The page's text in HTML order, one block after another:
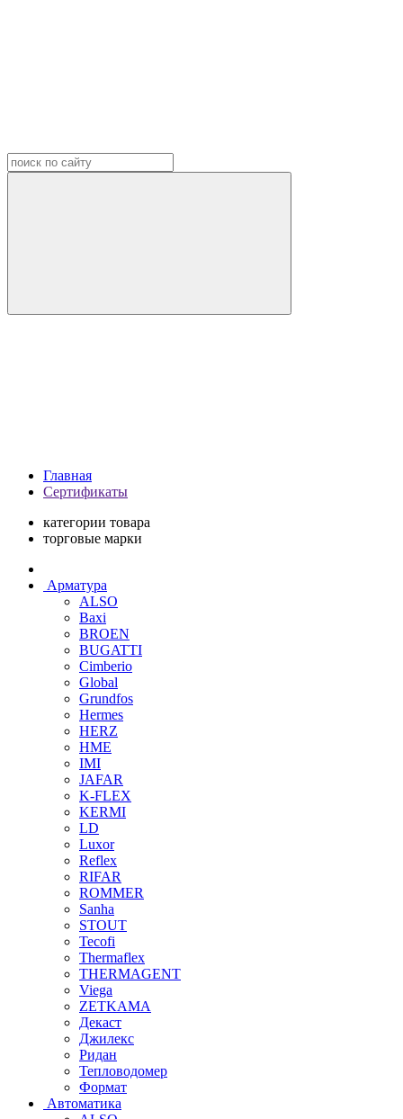
Главная
Сертификаты
категории товара
торговые марки
Арматура
ALSO
Baxi
BROEN
BUGATTI
Cimberio
Global
Grundfos
Hermes
HERZ
HME
IMI
JAFAR
K-FLEX
KERMI
LD
Luxor
Reflex
RIFAR
ROMMER
Sanha
STOUT
Tecofi
Thermaflex
THERMAGENT
Viega
ZETKAMA
Декаст
Джилекс
Ридан
Тепловодомер
Формат
Автоматика